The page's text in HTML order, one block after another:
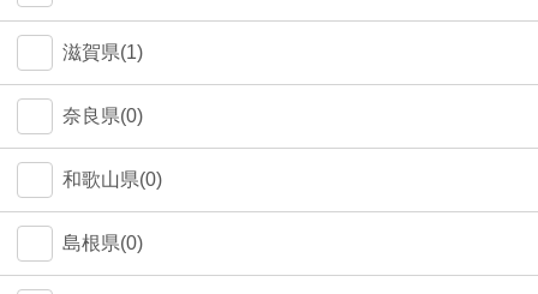
中野区(0)
江東区(0)
滋賀県(1)
奈良県(0)
和歌山県(0)
島根県(0)